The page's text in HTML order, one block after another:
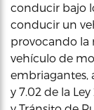
conducir bajo
conducir un
provocando la
vehículo de
embriagantes,
y 7.02 de la